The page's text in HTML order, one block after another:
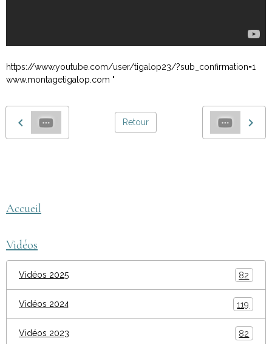
https://www.youtube.com/user/tigalop23/?sub_confirmation=1
www.montagetigalop.com "
Retour
Accueil
Vidéos
Vidéos 2025 82
Vidéos 2024 119
Vidéos 2023 82